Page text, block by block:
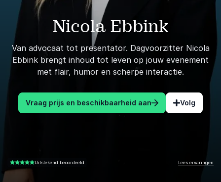
Nicola Ebbink
Van advocaat tot presentator. Dagvoorzitter Nicola
Ebbink brengt inhoud tot leven op jouw evenement
met flair, humor en scherpe interactie.
Vraag prijs en beschikbaarheid aan Volg
5.00 van 5 Uitstekend beoordeeld Lees ervaringen